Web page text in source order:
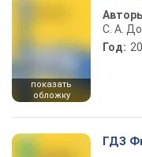
показать
обложку
С. А.
Год:
ГДЗ